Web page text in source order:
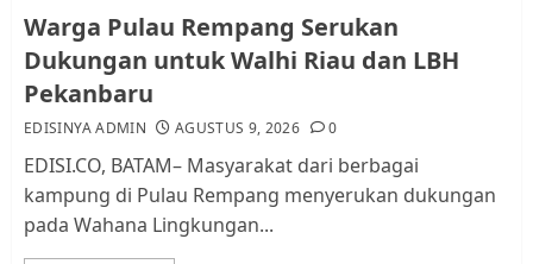
2
Pemko Batam Tegaskan RT dan
RW bukan Petugas Pendataan
dan Pemungutan Pajak
Kader Pajak jadi Penghubung
Pemerintah dan Masyarakat di
Warga Pulau Rempang Serukan
Dukungan untuk Walhi Riau dan LBH
Pekanbaru
EDISINYA ADMIN AGUSTUS 9, 2026 0
EDISI.CO, BATAM– Masyarakat dari berbagai
kampung di Pulau Rempang menyerukan dukungan
pada Wahana Lingkungan...